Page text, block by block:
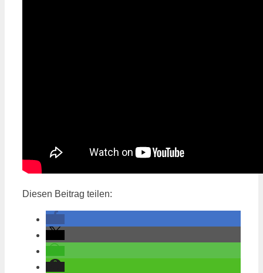
Diesen Beitrag teilen: